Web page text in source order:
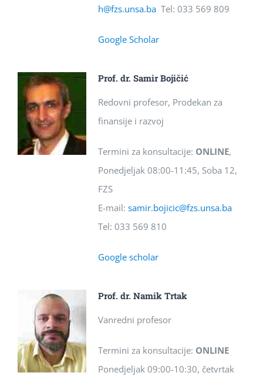
h@fzs.unsa.ba Tel: 033 569 809
Google Scholar
Prof. dr. Samir Bojičić
Redovni profesor, Prodekan za
finansije i razvoj
Termini za konsultacije: ONLINE,
Ponedjeljak 08:00-11:45, Soba 12,
FZS
E-mail: samir.bojicic@fzs.unsa.ba
Tel: 033 569 810
Google scholar
Prof. dr. Namik Trtak
Vanredni profesor
Termini za konsultacije: ONLINE
Ponedjeljak 09:00-10:30, četvrtak